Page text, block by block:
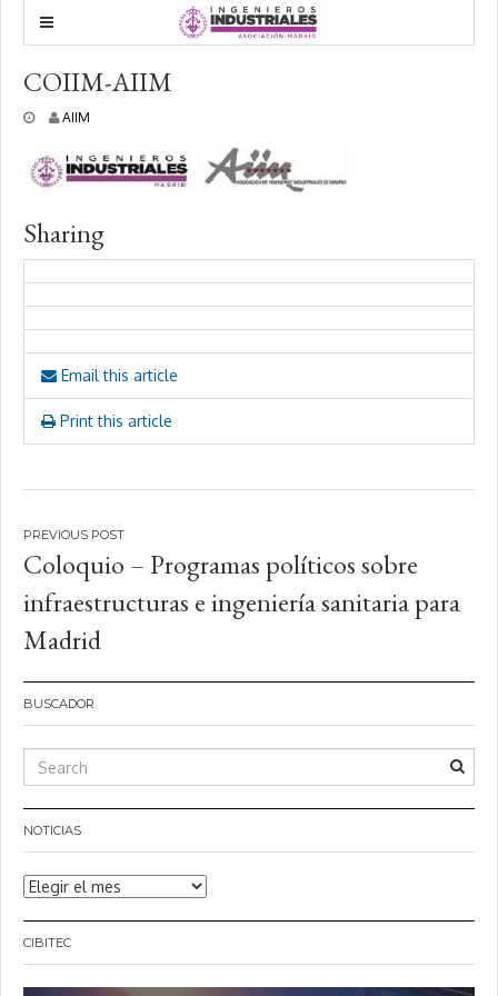
COIIM-AIIM
a
b
r
l
0
2
AIIM
Sharing
Email this article
Print this article
Navegación
de
entradas
Coloquio – Programas políticos sobre
infraestructuras e ingeniería sanitaria para
Madrid
BUSCADOR
NOTICIAS
Noticias
CIBITEC